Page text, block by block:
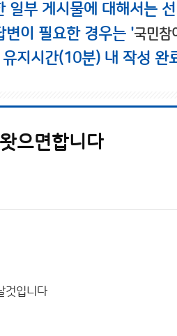
일부 게시물에 대해서는
이 필요한 경우는 '국민참
지시간(10분) 내 작성 완
으면합니다
것입니다